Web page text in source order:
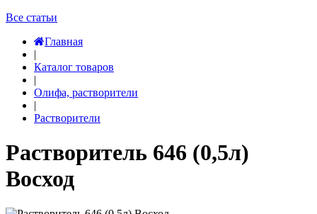
Все статьи
Главная
|
Каталог товаров
|
Олифа, растворители
|
Растворители
Растворитель 646 (0,5л)
Восход